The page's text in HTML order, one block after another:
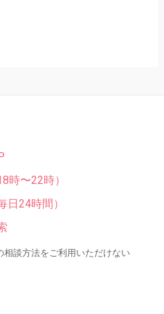
時〜22時）
日24時間）
談方法をご利用いただけない